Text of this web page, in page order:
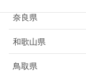
奈良県
和歌山県
鳥取県